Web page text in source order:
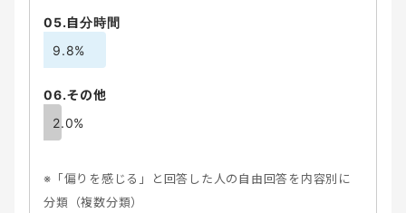
05.自分時間
9.8%
06.その他
2.0%
※「偏りを感じる」と回答した人の自由回答を内容別に
分類（複数分類）